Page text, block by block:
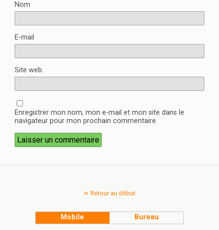
Nom
E-mail
Site web
Enregistrer mon nom, mon e-mail et mon site dans le
navigateur pour mon prochain commentaire.
Retour au début
Mobile Bureau